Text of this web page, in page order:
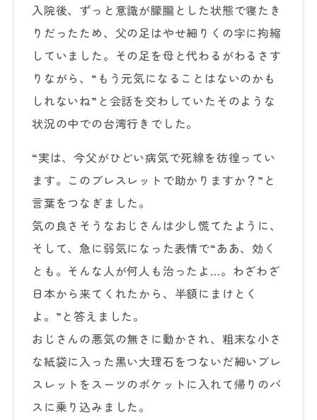
入院後、ずっと意識が朦朧とした状態で寝たき
りだったため、父の足はやせ細りくの字に拘縮
していました。その足を母と代わるがわるさす
りながら、“もう元気になることはないのかも
しれないね”と会話を交わしていたそのような
状況の中での台湾行きでした。
“実は、今父がひどい病気で死線を彷徨ってい
ます。このブレスレットで助かりますか？”と
言葉をつなぎました。
気の良さそうなおじさんは少し慌てたように、
そして、急に弱気になった表情で“ああ、効く
とも。そんな人が何人も治ったよ…。わざわざ
日本から来てくれたから、半額にまけとく
よ。”と答えました。
おじさんの悪気の無さに動かされ、粗末な小さ
な紙袋に入った黒い大理石をつないだ細いブレ
スレットをスーツのポケットに入れて帰りのバ
スに乗り込みました。